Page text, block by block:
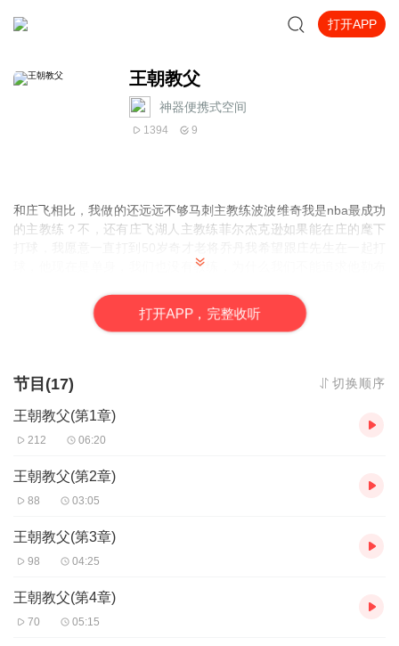
打开APP
王朝教父
神器便携式空间
1394 9
和庄飞相比，我做的还远远不够马刺主教练波波维奇我是nba最成功
的主教练？不，还有庄飞湖人主教练菲尔杰克逊如果能在庄的麾下
球，他现在是单身，我们也没有教练，为什么我们不能追求他勒布
打开APP，完整收听
节目(17) 切换顺序
王朝教父(第1章)
212 06:20
王朝教父(第2章)
88 03:05
王朝教父(第3章)
98 04:25
王朝教父(第4章)
70 05:15